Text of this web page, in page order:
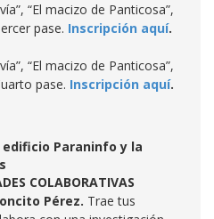
“El macizo de Panticosa”,
pase. Inscripción aquí.
“El macizo de Panticosa”,
pase. Inscripción aquí.
Paraninfo y la
COLABORATIVAS
Pérez. Trae tus